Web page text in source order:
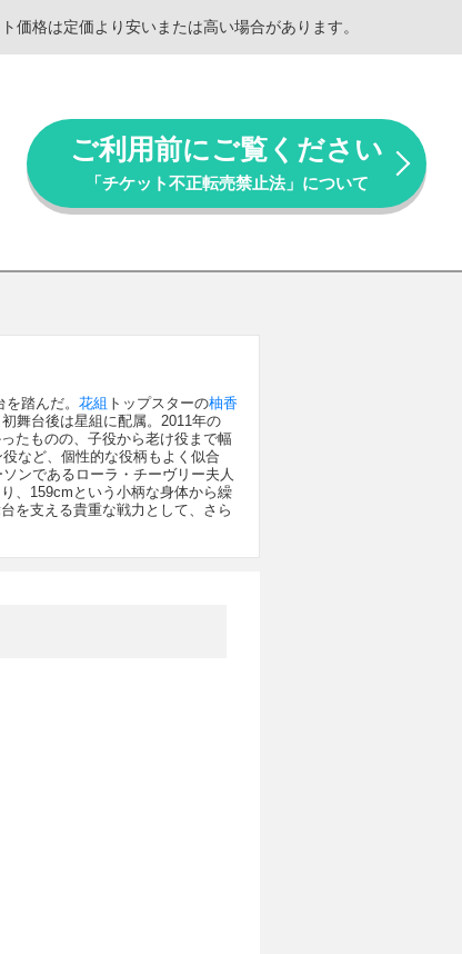
格は定価より安いまたは高い場合があります。
ご利用前にご覧ください
「チケット不正転売禁止法」について
踏んだ。 花組 トップスターの柚香
舞台後は星組に配属。2011年の
たものの、子役から老け役まで幅
など、個性的な役柄もよく似合
ンであるローラ・チーヴリー夫人
、159cmという小柄な身体から繰
を支える貴重な戦力として、さら